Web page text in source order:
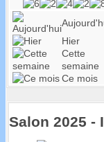
Hier
Cette
semaine
Ce mois
Salon 2025 -